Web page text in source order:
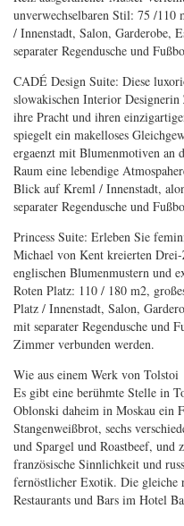
unverwechselbaren Stil: 75 /
/ Innenstadt, Salon, Garderobe,
separater Regendusche und
CADÉ Design Suite: Diese
slowakischen Interior Designerin
ihre Pracht und ihren
spiegelt ein makelloses
ergaenzt mit Blumenmotiven an
Raum eine lebendige
Blick auf Kreml / Innenstadt,
separater Regendusche und
Princess Suite: Erleben Sie
Michael von Kent kreierten
englischen Blumenmustern und
Roten Platz: 110 / 180 m2,
Platz / Innenstadt, Salon,
mit separater Regendusche und
Zimmer verbunden werden.
Wie aus einem Werk von Tolstoi
Es gibt eine berühmte Stelle in
Oblonski daheim in Moskau ein
Stangenweißbrot, sechs
und Spargel und Roastbeef, und
französische Sinnlichkeit und
fernöstlicher Exotik. Die gleiche
Restaurants und Bars im Hotel